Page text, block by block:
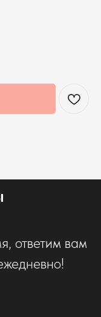
ответим вам